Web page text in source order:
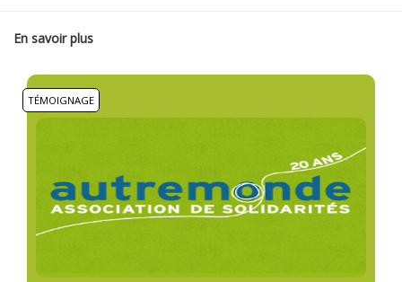
En savoir plus
TÉMOIGNAGE